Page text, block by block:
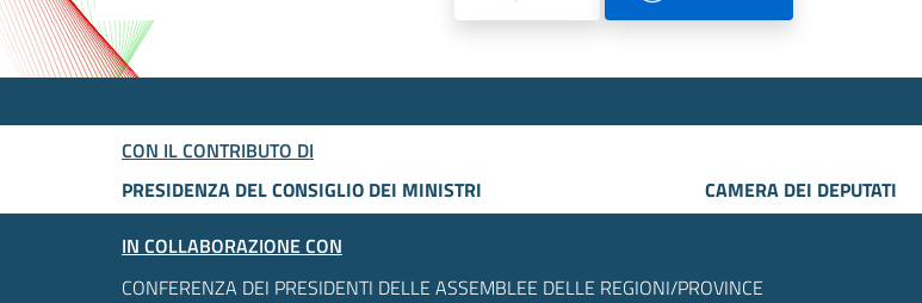
CON IL CONTRIBUTO DI
PRESIDENZA DEL CONSIGLIO DEI MINISTRI
CAMERA DEI DEPUTATI
IN COLLABORAZIONE CON
CONFERENZA DEI PRESIDENTI DELLE ASSEMBLEE DELLE REGIONI/PROVINCE